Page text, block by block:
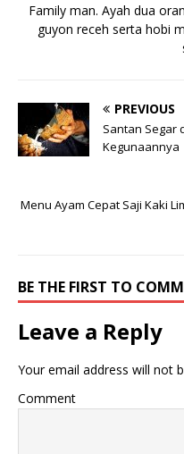
Family man. Ayah dua
guyon receh serta hobi
PREVIOUS
Santan Segar
Kegunaannya
Menu Ayam Cepat Saji Kaki
BE THE FIRST TO
Leave a Reply
Your email address will not
Comment